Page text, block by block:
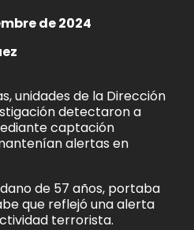
de 2024
unidades de la Dirección
detectaron a
captación
alertas en
de 57 años, portaba
que reflejó una alerta
terrorista.